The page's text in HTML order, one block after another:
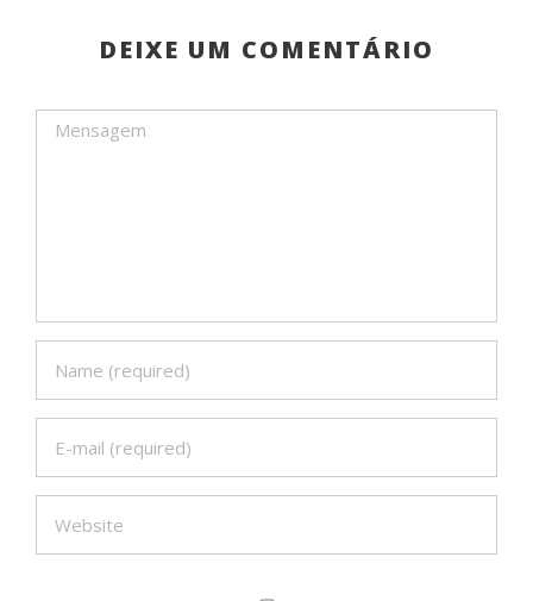
DEIXE UM COMENTÁRIO